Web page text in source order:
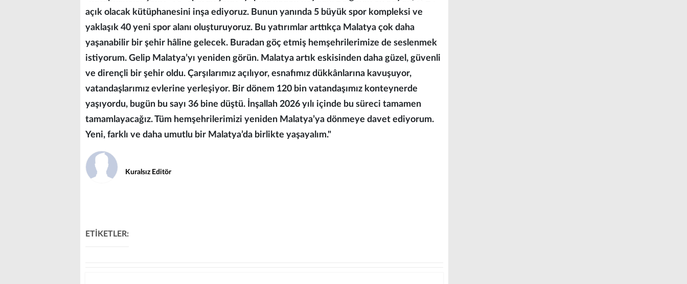
açık olacak kütüphanesini inşa ediyoruz. Bunun yanında 5 büyük spor kompleksi ve
yaklaşık 40 yeni spor alanı oluşturuyoruz. Bu yatırımlar arttıkça Malatya çok daha
yaşanabilir bir şehir hâline gelecek. Buradan göç etmiş hemşehrilerimize de seslenmek
istiyorum. Gelip Malatya’yı yeniden görün. Malatya artık eskisinden daha güzel, güvenli
ve dirençli bir şehir oldu. Çarşılarımız açılıyor, esnafımız dükkânlarına kavuşuyor,
vatandaşlarımız evlerine yerleşiyor. Bir dönem 120 bin vatandaşımız konteynerde
yaşıyordu, bugün bu sayı 36 bine düştü. İnşallah 2026 yılı içinde bu süreci tamamen
tamamlayacağız. Tüm hemşehrilerimizi yeniden Malatya’ya dönmeye davet ediyorum.
Yeni, farklı ve daha umutlu bir Malatya’da birlikte yaşayalım."
Kuralsız Editör
ETİKETLER: